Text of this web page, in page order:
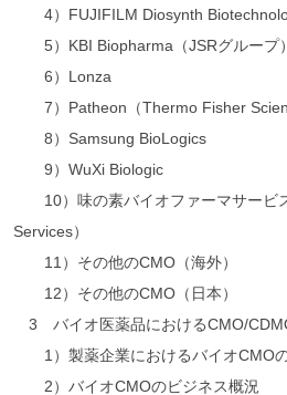
4）FUJIFILM Diosynth
5）KBI Biopharma（JSRグループ）
6）Lonza
7）Patheon（Thermo Fisher
8）Samsung BioLogics
9）WuXi Biologic
10）味の素バイオファーマサービ
Services）
11）その他のCMO（海外）
12）その他のCMO（日本）
3 バイオ医薬品におけるCMO/
1）製薬企業におけるバイオCMO
2）バイオCMOのビジネス概況